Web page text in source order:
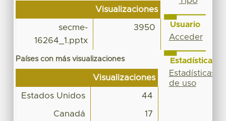
Visualizaciones
secme-
16264_1.pptx
3950
Países con más visualizaciones
Visualizaciones
Estados Unidos 44
Canadá 17
Usuario
Acceder
Estadísticas
Estadísticas
de uso